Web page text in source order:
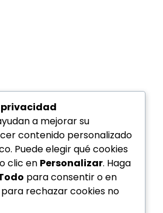
privacidad
a mejorar su
contenido personalizado
Puede elegir qué cookies
clic en Personalizar. Haga
para consentir o en
para rechazar cookies no